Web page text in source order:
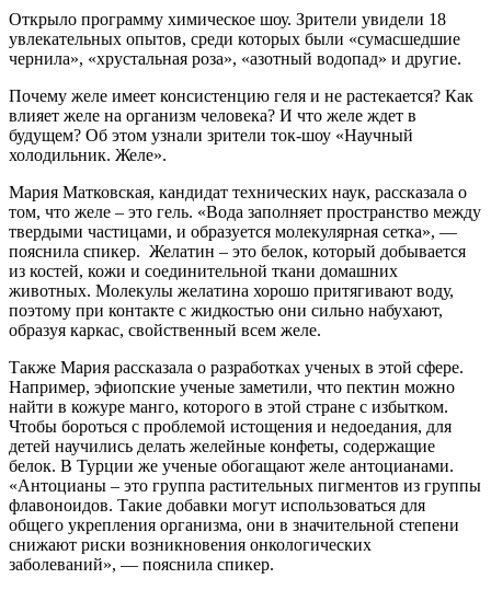
Открыло программу химическое шоу. Зрители увидели 18
увлекательных опытов, среди которых были «сумасшедшие
чернила», «хрустальная роза», «азотный водопад» и другие.
Почему желе имеет консистенцию геля и не растекается? Как
влияет желе на организм человека? И что желе ждет в
будущем? Об этом узнали зрители ток-шоу «Научный
холодильник. Желе».
Мария Матковская, кандидат технических наук, рассказала о
том, что желе – это гель. «Вода заполняет пространство между
твердыми частицами, и образуется молекулярная сетка», —
пояснила спикер. Желатин – это белок, который добывается
из костей, кожи и соединительной ткани домашних
животных. Молекулы желатина хорошо притягивают воду,
поэтому при контакте с жидкостью они сильно набухают,
образуя каркас, свойственный всем желе.
Также Мария рассказала о разработках ученых в этой сфере.
Например, эфиопские ученые заметили, что пектин можно
найти в кожуре манго, которого в этой стране с избытком.
Чтобы бороться с проблемой истощения и недоедания, для
детей научились делать желейные конфеты, содержащие
белок. В Турции же ученые обогащают желе антоцианами.
«Антоцианы – это группа растительных пигментов из группы
флавоноидов. Такие добавки могут использоваться для
общего укрепления организма, они в значительной степени
снижают риски возникновения онкологических
заболеваний», — пояснила спикер.